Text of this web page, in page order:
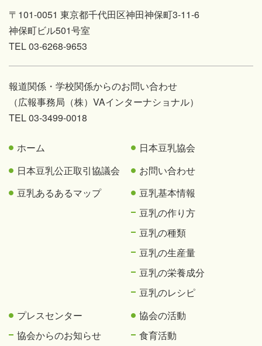
ホーム
日本豆乳協会
日本豆乳公正取引協議会
お問い合わせ
豆乳あるあるマップ
豆乳基本情報
豆乳の作り方
豆乳の種類
豆乳の生産量
豆乳の栄養成分
豆乳のレシピ
プレスセンター
協会からのお知らせ
協会の活動
食育活動
〒101-0051 東京都千代田区神田神保町3-11-6
神保町ビル501号室
TEL 03-6268-9653
報道関係・学校関係からのお問い合わせ
（広報事務局（株）VAインターナショナル）
TEL 03-3499-0018